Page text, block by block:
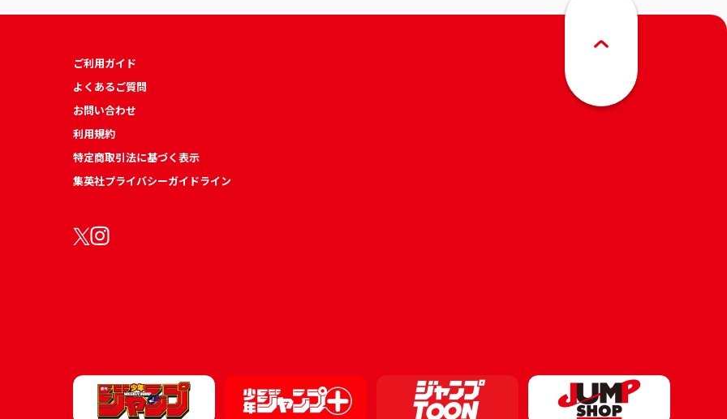
ご利用ガイド
よくあるご質問
お問い合わせ
利用規約
特定商取引法に基づく表示
集英社プライバシーガイドライン